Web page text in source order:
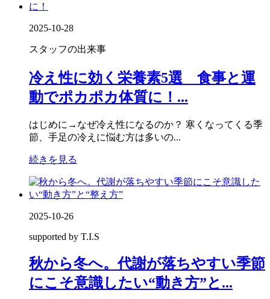
2025-10-28
スタッフの出来事
冷え性に効く栄養素5選 食事と運
動でポカポカ体質に！...
はじめに→なぜ冷え性になるのか？ 寒くなってくる季
節、手足の冷えに悩む方は多いの...
続きを見る
2025-10-26
supported by T.I.S
秋から冬へ。代謝が落ちやすい季節
にこそ意識したい“動き方”と...